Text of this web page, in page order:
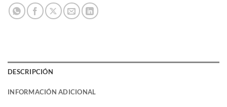
DESCRIPCIÓN
INFORMACIÓN ADICIONAL